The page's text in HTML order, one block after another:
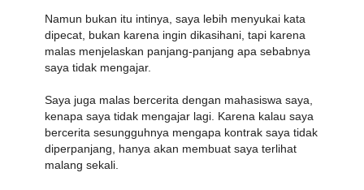
Namun bukan itu intinya, saya lebih menyukai kata
dipecat, bukan karena ingin dikasihani, tapi karena
malas menjelaskan panjang-panjang apa sebabnya
saya tidak mengajar.
Saya juga malas bercerita dengan mahasiswa saya,
kenapa saya tidak mengajar lagi. Karena kalau saya
bercerita sesungguhnya mengapa kontrak saya tidak
diperpanjang, hanya akan membuat saya terlihat
malang sekali.